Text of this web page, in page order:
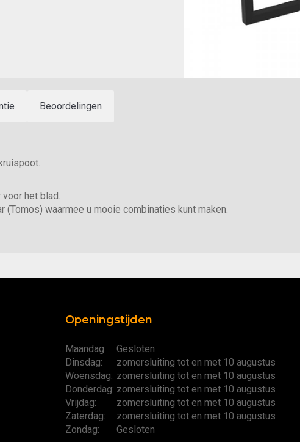
Beoordelingen
het blad.
waarmee u mooie combinaties kunt maken.
Openingstijden
Maandag:
Gesloten
Dinsdag:
zomersluiting tot en met 10 augustus
Woensdag: zomersluiting tot en met 10 augustus
Donderdag: zomersluiting tot en met 10 augustus
Vrijdag:
zomersluiting tot en met 10 augustus
Zaterdag:
zomersluiting tot en met 10 augustus
Zondag:
Gesloten